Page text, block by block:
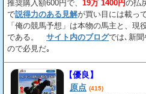
推奨購入額600円で、 19万 1400円の払
で説得力のある見解が買い目には載っ
「俺の競馬予想」は本物の馬主と、現
である。 サイト内のブログでは､新
ので必見だ｡
【優良】
原点 (415)